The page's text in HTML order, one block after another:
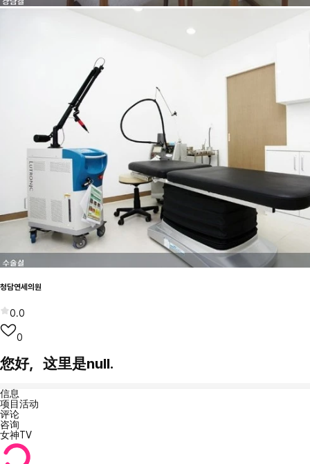
청담연세의원
0.0
0
您好，这里是null.
信息
项目活动
评论
咨询
女神TV